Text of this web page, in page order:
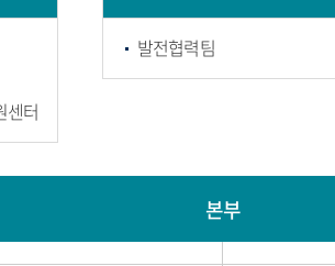
센터
발전협력팀
본부